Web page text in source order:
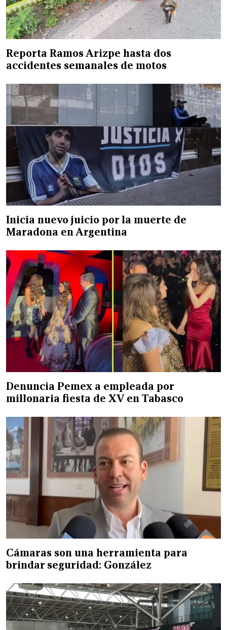
Reporta Ramos Arizpe hasta dos
accidentes semanales de motos
Inicia nuevo juicio por la muerte de
Maradona en Argentina
Denuncia Pemex a empleada por
millonaria fiesta de XV en Tabasco
Cámaras son una herramienta para
brindar seguridad: González